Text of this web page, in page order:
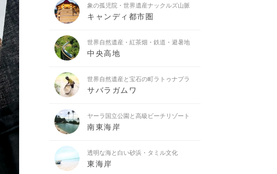
象の孤児院・世界遺産ナックルズ山脈
キャンディ都市圏
世界自然遺産・紅茶畑・鉄道・避暑地
中央高地
世界自然遺産と宝石の町ラトゥナプラ
サバラガムワ
ヤーラ国立公園と高級ビーチリゾート
南東海岸
透明な海と白い砂浜・タミル文化
東海岸